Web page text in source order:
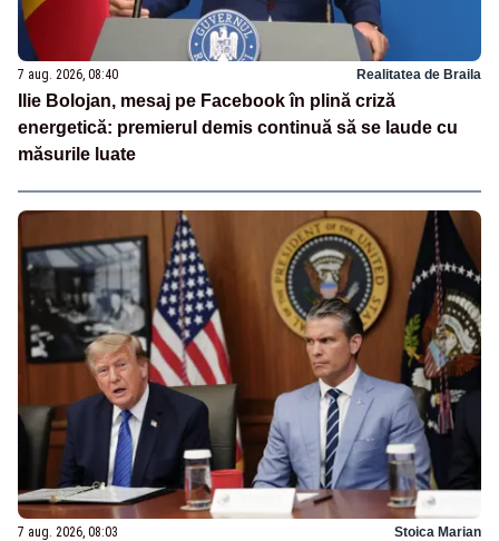
7 aug. 2026, 08:40 Realitatea de Braila
Ilie Bolojan, mesaj pe Facebook în plină criză
energetică: premierul demis continuă să se laude cu
măsurile luate
7 aug. 2026, 08:03 Stoica Marian